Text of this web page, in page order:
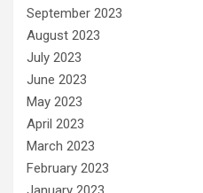
September 2023
August 2023
July 2023
June 2023
May 2023
April 2023
March 2023
February 2023